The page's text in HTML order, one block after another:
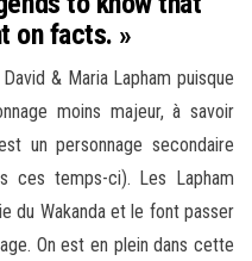
on facts. »
& Maria Lapham puisque
moins majeur, à savoir
un personnage secondaire
ces temps-ci). Les Lapham
du Wakanda et le font passer
On est en plein dans cette